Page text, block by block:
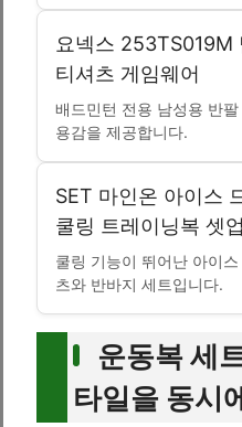
요넥스 253TS019M
티셔츠 게임웨어
배드민턴 전용 남성용 반
용감을 제공합니다.
SET 마인온 아이스
쿨링 트레이닝복 셋
쿨링 기능이 뛰어난 아이
츠와 반바지 세트입니다.
운동복 세
타일을 동시